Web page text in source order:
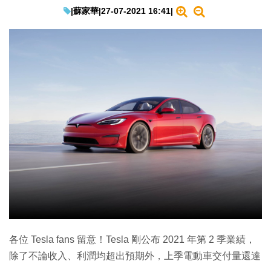
EduTech
Enterprise Digital Transformation
特集
|蘇家華|27-07-2021 16:41|
各位 Tesla fans 留意！Tesla 剛公布 2021 年第 2 季業績，
除了不論收入、利潤均超出預期外，上季電動車交付量還達